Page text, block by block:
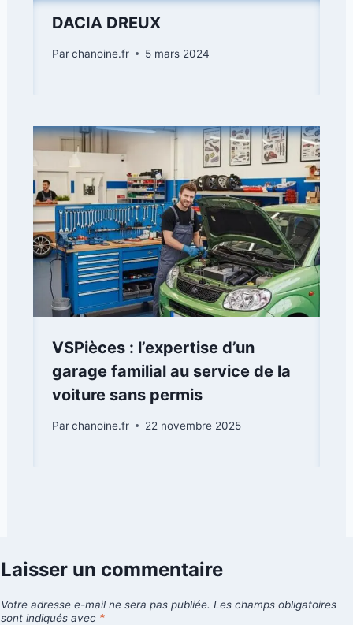
DACIA DREUX
Parchanoine.fr 5 mars 2024
VSPièces : l’expertise d’un
garage familial au service de la
voiture sans permis
Parchanoine.fr 22 novembre 2025
Laisser un commentaire
Votre adresse e-mail ne sera pas publiée. Les champs obligatoires
sont indiqués avec *